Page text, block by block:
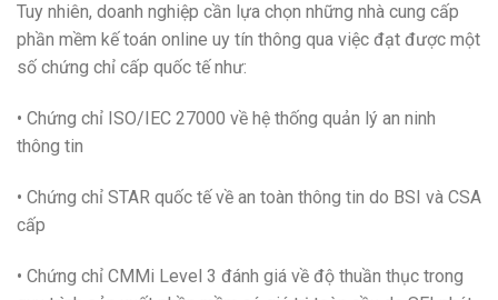
Tuy nhiên, doanh nghiệp cần lựa chọn những nhà cung cấp
phần mềm kế toán online uy tín thông qua việc đạt được một
số chứng chỉ cấp quốc tế như:
• Chứng chỉ ISO/IEC 27000 về hệ thống quản lý an ninh
thông tin
• Chứng chỉ STAR quốc tế về an toàn thông tin do BSI và CSA
cấp
• Chứng chỉ CMMi Level 3 đánh giá về độ thuần thục trong